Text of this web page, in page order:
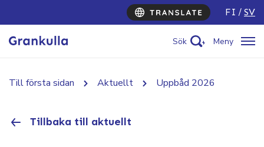
FI SV
Sök Meny
Till första sidan Aktuellt Uppbåd 2026
Tillbaka till aktuellt